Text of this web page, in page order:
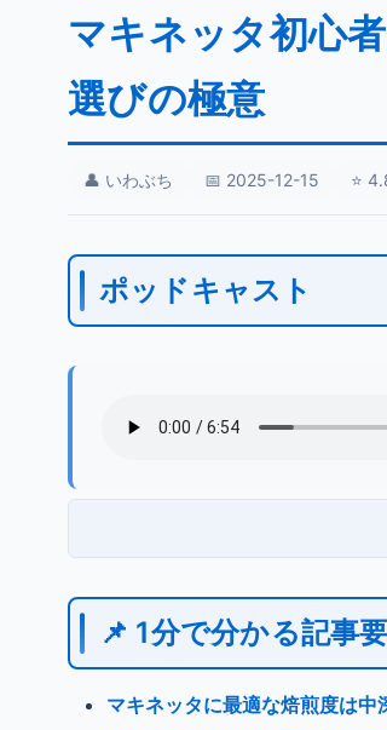
マキネッタ初心
選びの極意
👤 いわぶち 📅 2025-12-15 ⭐
ポッドキャスト
📌 1分で分かる記事
マキネッタに最適な焙煎度は中